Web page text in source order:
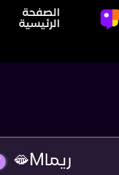
الصفحة
الرئيسية
ريما🫦M